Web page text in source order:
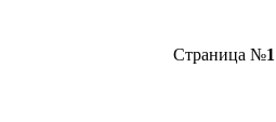
Страница №1